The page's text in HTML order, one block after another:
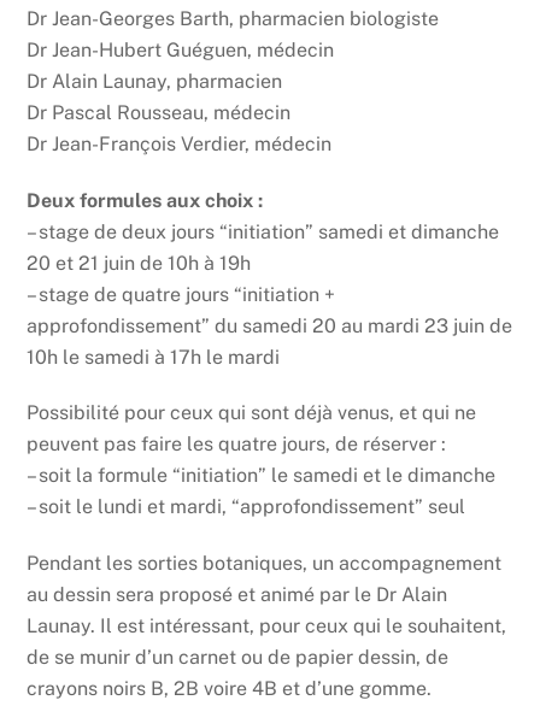
Dr Jean-Georges Barth, pharmacien biologiste
Dr Jean-Hubert Guéguen, médecin
Dr Alain Launay, pharmacien
Dr Pascal Rousseau, médecin
Dr Jean-François Verdier, médecin
Deux formules aux choix :
– stage de deux jours “initiation” samedi et dimanche
20 et 21 juin de 10h à 19h
– stage de quatre jours “initiation +
approfondissement” du samedi 20 au mardi 23 juin de
10h le samedi à 17h le mardi
Possibilité pour ceux qui sont déjà venus, et qui ne
peuvent pas faire les quatre jours, de réserver :
– soit la formule “initiation” le samedi et le dimanche
– soit le lundi et mardi, “approfondissement” seul
Pendant les sorties botaniques, un accompagnement
au dessin sera proposé et animé par le Dr Alain
Launay. Il est intéressant, pour ceux qui le souhaitent,
de se munir d’un carnet ou de papier dessin, de
crayons noirs B, 2B voire 4B et d’une gomme.